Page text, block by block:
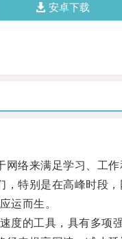
安卓下载
络来满足学习、工作
别是在高峰时段，
运而生。
的工具，具有多项强